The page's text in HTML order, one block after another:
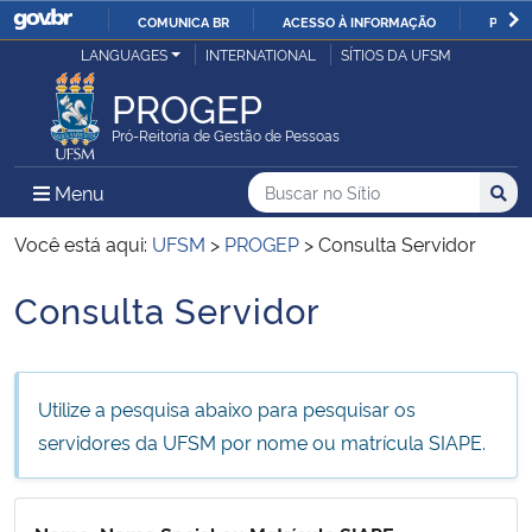
IR
COMUNICA BR ACESSO À INFORMAÇÃO
Ministério da Justiça e Segurança Pública
Ministério da Defesa
Ministério das Relações Exteriores
Ministério da Economia
Ministério da Agricultura, Pecuária e Abastecimento
LANGUAGES INTERNATIONAL SÍTIOS DA UFSM
PROGEP
Pró-Reitoria de Gestão de Pessoas
Menu Menu Principal do Sítio
Busca
Buscar no no Sítio
Busca:
Você está aqui: UFSM > PROGEP >Consulta Servidor
Início do conteúdo
Consulta Servidor
Utilize a pesquisa abaixo para pesquisar os
servidores da UFSM por nome ou matrícula SIAPE.